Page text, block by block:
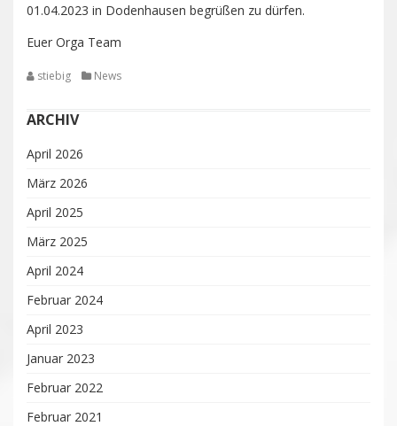
01.04.2023 in Dodenhausen begrüßen zu dürfen.
Euer Orga Team
stiebig News
ARCHIV
April 2026
März 2026
April 2025
März 2025
April 2024
Februar 2024
April 2023
Januar 2023
Februar 2022
Februar 2021